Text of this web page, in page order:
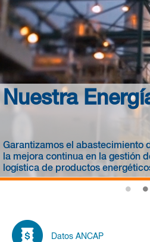
Nuestra
Garantizamos el abastecimiento
la mejora continua en la gestión
logística de productos
Datos ANCAP